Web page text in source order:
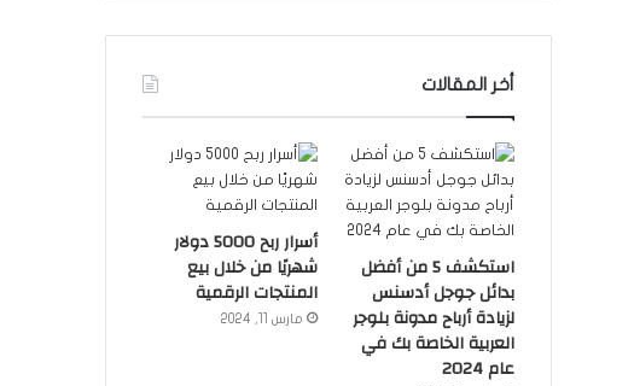
أخر المقالات
استكشف 5 من أفضل
بدائل جوجل أدسنس
لزيادة أرباح مدونة بلوجر
العربية الخاصة بك في
عام 2024
أسرار ربح 5000 دولار
شهريًا من خلال بيع
المنتجات الرقمية
مارس 11, 2024